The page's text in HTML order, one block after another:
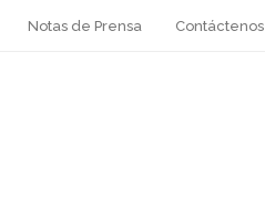
Notas de Prensa Contáctenos